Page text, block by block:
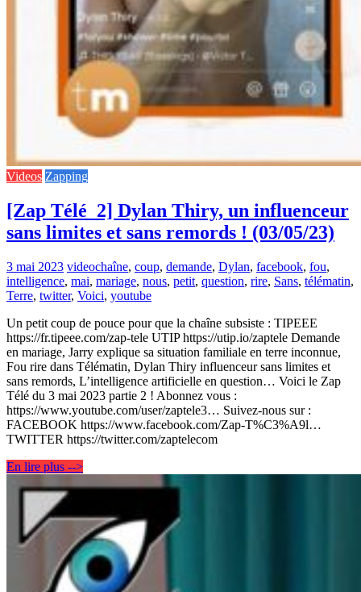
Videos Zapping
[Zap Télé_2] Dylan Thiry, un influenceur
sans limites et sans remords ! (03/05/23)
3 mai 2023 videochaîne, coup, demande, Dylan, facebook, fou,
intelligence, mai, mariage, nous, petit, question, rire, Sans, télématin,
Terre, twitter, Voici, youtube
Un petit coup de pouce pour que la chaîne subsiste : TIPEEE
https://fr.tipeee.com/zap-tele UTIP https://utip.io/zaptele Demande
en mariage, Jarry explique sa situation familiale en terre inconnue,
Fou rire dans Télématin, Dylan Thiry influenceur sans limites et
sans remords, L’intelligence artificielle en question… Voici le Zap
Télé du 3 mai 2023 partie 2 ! Abonnez vous :
https://www.youtube.com/user/zaptele3… Suivez-nous sur :
FACEBOOK https://www.facebook.com/Zap-T%C3%A9l…
TWITTER https://twitter.com/zaptelecom
En lire plus -->